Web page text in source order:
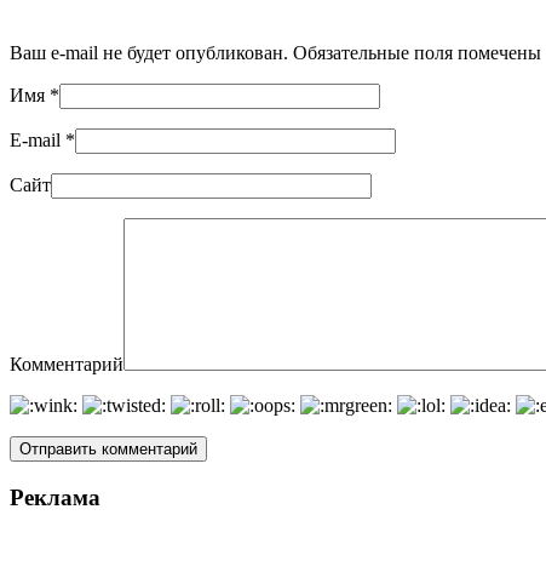
Ваш e-mail не будет опубликован. Обязательные поля помечены
Имя *
E-mail *
Сайт
Комментарий
Реклама